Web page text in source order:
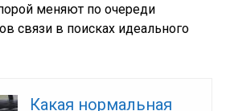
меняют по очереди
связи в поисках идеального
Какая нормальная